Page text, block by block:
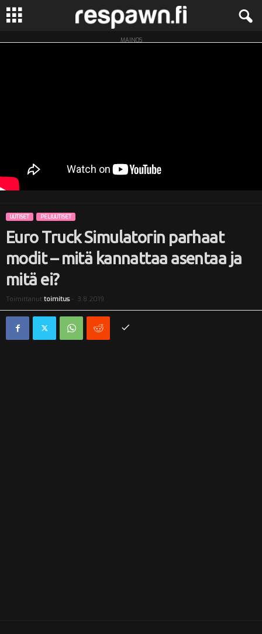
R
w
MAINOS
UUTISET PELIUUTISET
Euro Truck Simulatorin parhaat
modit – mitä kannattaa asentaa ja
mitä ei?
Toimittanut toimitus- 3.8.2019